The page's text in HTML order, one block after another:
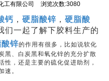
工有限公司 浏览次数:3080
钙 ， 硬脂酸锌， 硬脂酸
们一起了解下胶料生产的
锌的作用有很多，比如说软化
黑、白炭黑和氧化锌的充分扩散
性，还是主要的硫化促进助剂，
速。